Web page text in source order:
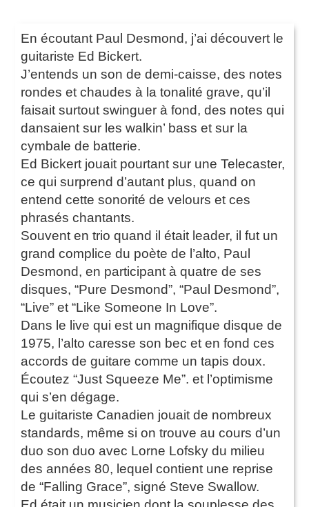
En écoutant Paul Desmond, j’ai découvert le
guitariste Ed Bickert.
J’entends un son de demi-caisse, des notes
rondes et chaudes à la tonalité grave, qu’il
faisait surtout swinguer à fond, des notes qui
dansaient sur les walkin’ bass et sur la
cymbale de batterie.
Ed Bickert jouait pourtant sur une Telecaster,
ce qui surprend d’autant plus, quand on
entend cette sonorité de velours et ces
phrasés chantants.
Souvent en trio quand il était leader, il fut un
grand complice du poète de l’alto, Paul
Desmond, en participant à quatre de ses
disques, “Pure Desmond”, “Paul Desmond”,
“Live” et “Like Someone In Love”.
Dans le live qui est un magnifique disque de
1975, l’alto caresse son bec et en fond ces
accords de guitare comme un tapis doux.
Écoutez “Just Squeeze Me”. et l’optimisme
qui s’en dégage.
Le guitariste Canadien jouait de nombreux
standards, même si on trouve au cours d’un
duo son duo avec Lorne Lofsky du milieu
des années 80, lequel contient une reprise
de “Falling Grace”, signé Steve Swallow.